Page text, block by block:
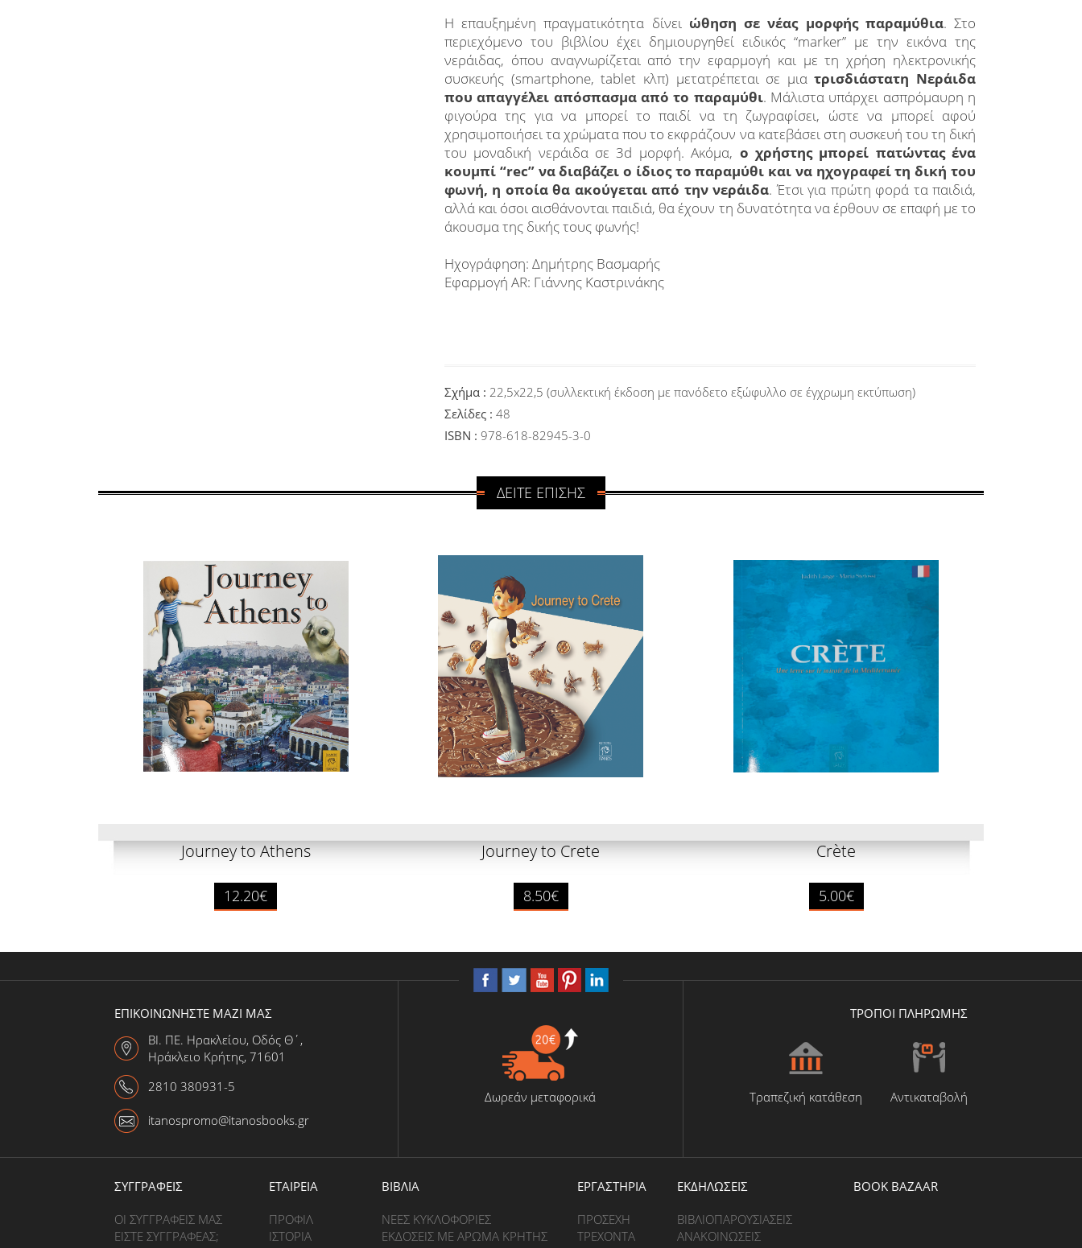
Η επαυξημένη πραγματικότητα δίνει ώθηση σε νέας μορφής παραμύθια. Στο
περιεχόμενο του βιβλίου έχει δημιουργηθεί ειδικός “marker” με την εικόνα της
νεράιδας, όπου αναγνωρίζεται από την εφαρμογή και με τη χρήση ηλεκτρονικής
συσκευής (smartphone, tablet κλπ) μετατρέπεται σε μιατρισδιάστατη Νεράιδα
που απαγγέλει απόσπασμα από το παραμύθι. Μάλιστα υπάρχει ασπρόμαυρη η
φιγούρα της για να μπορεί το παιδί να τη ζωγραφίσει, ώστε να μπορεί αφού
χρησιμοποιήσει τα χρώματα που το εκφράζουν να κατεβάσει στη συσκευή του τη δική
του μοναδική νεράιδα σε 3d μορφή. Ακόμα, ο χρήστης μπορεί πατώντας ένα
κουμπί “rec” να διαβάζει ο ίδιος το παραμύθι και να ηχογραφεί τη δική του
φωνή, η οποία θα ακούγεται από την νεράιδα. Έτσι για πρώτη φορά τα παιδιά,
αλλά και όσοι αισθάνονται παιδιά, θα έχουν τη δυνατότητα να έρθουν σε επαφή με το
άκουσμα της δικής τους φωνής!
Ηχογράφηση: Δημήτρης Βασμαρής
Εφαρμογή AR: Γιάννης Καστρινάκης
Σχήμα : 22,5x22,5 (συλλεκτική έκδοση με πανόδετο εξώφυλλο σε έγχρωμη εκτύπωση)
Σελίδες : 48
ISBN : 978-618-82945-3-0
ΔΕΙΤΕ ΕΠΙΣΗΣ
Journey to Athens
12.20€
Journey to Crete
8.50€
Crète
5.00€
ΕΠΙΚΟΙΝΩΝΗΣΤΕ ΜΑΖΙ ΜΑΣ
ΒΙ. ΠΕ. Ηρακλείου, Οδός Θ΄,
Ηράκλειο Κρήτης, 71601
2810 380931-5
itanospromo@itanosbooks.gr
Δωρεάν μεταφορικά
ΤΡΟΠΟΙ ΠΛΗΡΩΜΗΣ
Αντικαταβολή
Τραπεζική κατάθεση
ΣΥΓΓΡΑΦΕΙΣ
ΟΙ ΣΥΓΓΡΑΦΕΙΣ ΜΑΣ
ΕΙΣΤΕ ΣΥΓΓΡΑΦΕΑΣ;
ΕΤΑΙΡΕΙΑ
ΠΡΟΦΙΛ
ΙΣΤΟΡΙΑ
BΙΒΛΙΑ
ΝΕΕΣ ΚΥΚΛΟΦΟΡΙΕΣ
ΕΚΔΟΣΕΙΣ ΜΕ ΑΡΩΜΑ ΚΡΗΤΗΣ
ΕΡΓΑΣΤΗΡΙΑ
ΠΡΟΣΕΧΗ
ΤΡΕΧΟΝΤΑ
ΕΚΔΗΛΩΣΕΙΣ
ΒΙΒΛΙΟΠΑΡΟΥΣΙΑΣΕΙΣ
ΑΝΑΚΟΙΝΩΣΕΙΣ
BOOK BAZAAR